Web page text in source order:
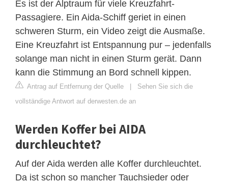
Es ist der Alptraum für viele Kreuzfahrt-
Passagiere. Ein Aida-Schiff geriet in einen
schweren Sturm, ein Video zeigt die Ausmaße.
Eine Kreuzfahrt ist Entspannung pur – jedenfalls
solange man nicht in einen Sturm gerät. Dann
kann die Stimmung an Bord schnell kippen.
Antrag auf Entfernung der Quelle | Sehen Sie sich die
vollständige Antwort auf derwesten.de an
Werden Koffer bei AIDA
durchleuchtet?
Auf der Aida werden alle Koffer durchleuchtet.
Da ist schon so mancher Tauchsieder oder